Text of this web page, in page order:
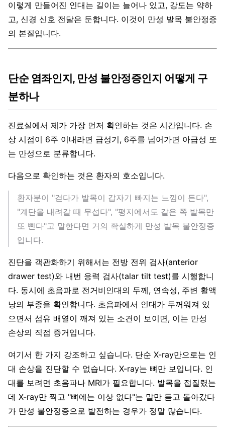
이렇게 만들어진 인대는 길이는 늘어나 있고, 강도는 약하
고, 신경 신호 전달은 둔합니다. 이것이 만성 발목 불안정증
의 본질입니다.
단순 염좌인지, 만성 불안정증인지 어떻게 구
분하나
진료실에서 제가 가장 먼저 확인하는 것은 시간입니다. 손
상 시점이 6주 이내라면 급성기, 6주를 넘어가면 아급성 또
는 만성으로 분류합니다.
다음으로 확인하는 것은 환자의 호소입니다.
환자분이 "걷다가 발목이 갑자기 빠지는 느낌이 든다",
"계단을 내려갈 때 무섭다", "평지에서도 같은 쪽 발목만
또 삔다"고 말한다면 거의 확실하게 만성 발목 불안정증
입니다.
진단을 객관화하기 위해서는 전방 전위 검사(anterior
drawer test)와 내번 응력 검사(talar tilt test)를 시행합니
다. 동시에 초음파로 전거비인대의 두께, 연속성, 주변 활액
낭의 부종을 확인합니다. 초음파에서 인대가 두꺼워져 있
으면서 섬유 배열이 깨져 있는 소견이 보이면, 이는 만성
손상의 직접 증거입니다.
여기서 한 가지 강조하고 싶습니다. 단순 X-ray만으로는 인
대 손상을 진단할 수 없습니다. X-ray는 뼈만 보입니다. 인
대를 보려면 초음파나 MRI가 필요합니다. 발목을 접질렸는
데 X-ray만 찍고 "뼈에는 이상 없다"는 말만 듣고 돌아갔다
가 만성 불안정증으로 발전하는 경우가 정말 많습니다.